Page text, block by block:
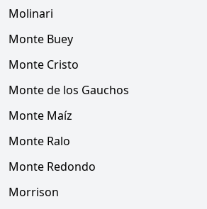
Molinari
Monte Buey
Monte Cristo
Monte de los Gauchos
Monte Maíz
Monte Ralo
Monte Redondo
Morrison